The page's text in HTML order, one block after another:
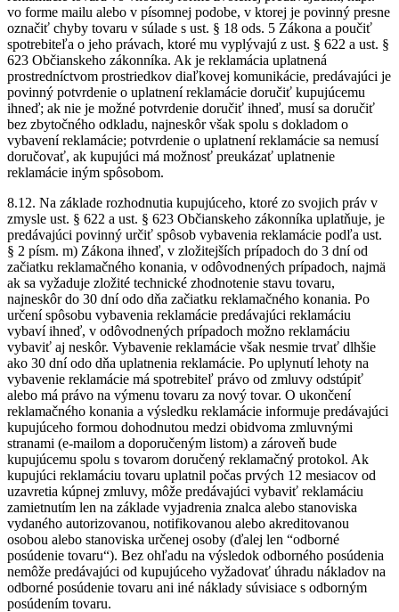
vo forme mailu alebo v písomnej podobe, v ktorej je povinný presne
označiť chyby tovaru v súlade s ust. § 18 ods. 5 Zákona a poučiť
spotrebiteľa o jeho právach, ktoré mu vyplývajú z ust. § 622 a ust. §
623 Občianskeho zákonníka. Ak je reklamácia uplatnená
prostredníctvom prostriedkov diaľkovej komunikácie, predávajúci je
povinný potvrdenie o uplatnení reklamácie doručiť kupujúcemu
ihneď; ak nie je možné potvrdenie doručiť ihneď, musí sa doručiť
bez zbytočného odkladu, najneskôr však spolu s dokladom o
vybavení reklamácie; potvrdenie o uplatnení reklamácie sa nemusí
doručovať, ak kupujúci má možnosť preukázať uplatnenie
reklamácie iným spôsobom.
8.12. Na základe rozhodnutia kupujúceho, ktoré zo svojich práv v
zmysle ust. § 622 a ust. § 623 Občianskeho zákonníka uplatňuje, je
predávajúci povinný určiť spôsob vybavenia reklamácie podľa ust.
§ 2 písm. m) Zákona ihneď, v zložitejších prípadoch do 3 dní od
začiatku reklamačného konania, v odôvodnených prípadoch, najmä
ak sa vyžaduje zložité technické zhodnotenie stavu tovaru,
najneskôr do 30 dní odo dňa začiatku reklamačného konania. Po
určení spôsobu vybavenia reklamácie predávajúci reklamáciu
vybaví ihneď, v odôvodnených prípadoch možno reklamáciu
vybaviť aj neskôr. Vybavenie reklamácie však nesmie trvať dlhšie
ako 30 dní odo dňa uplatnenia reklamácie. Po uplynutí lehoty na
vybavenie reklamácie má spotrebiteľ právo od zmluvy odstúpiť
alebo má právo na výmenu tovaru za nový tovar. O ukončení
reklamačného konania a výsledku reklamácie informuje predávajúci
kupujúceho formou dohodnutou medzi obidvoma zmluvnými
stranami (e-mailom a doporučeným listom) a zároveň bude
kupujúcemu spolu s tovarom doručený reklamačný protokol. Ak
kupujúci reklamáciu tovaru uplatnil počas prvých 12 mesiacov od
uzavretia kúpnej zmluvy, môže predávajúci vybaviť reklamáciu
zamietnutím len na základe vyjadrenia znalca alebo stanoviska
vydaného autorizovanou, notifikovanou alebo akreditovanou
osobou alebo stanoviska určenej osoby (ďalej len “odborné
posúdenie tovaru“). Bez ohľadu na výsledok odborného posúdenia
nemôže predávajúci od kupujúceho vyžadovať úhradu nákladov na
odborné posúdenie tovaru ani iné náklady súvisiace s odborným
posúdením tovaru.